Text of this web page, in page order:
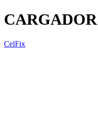
CelFix